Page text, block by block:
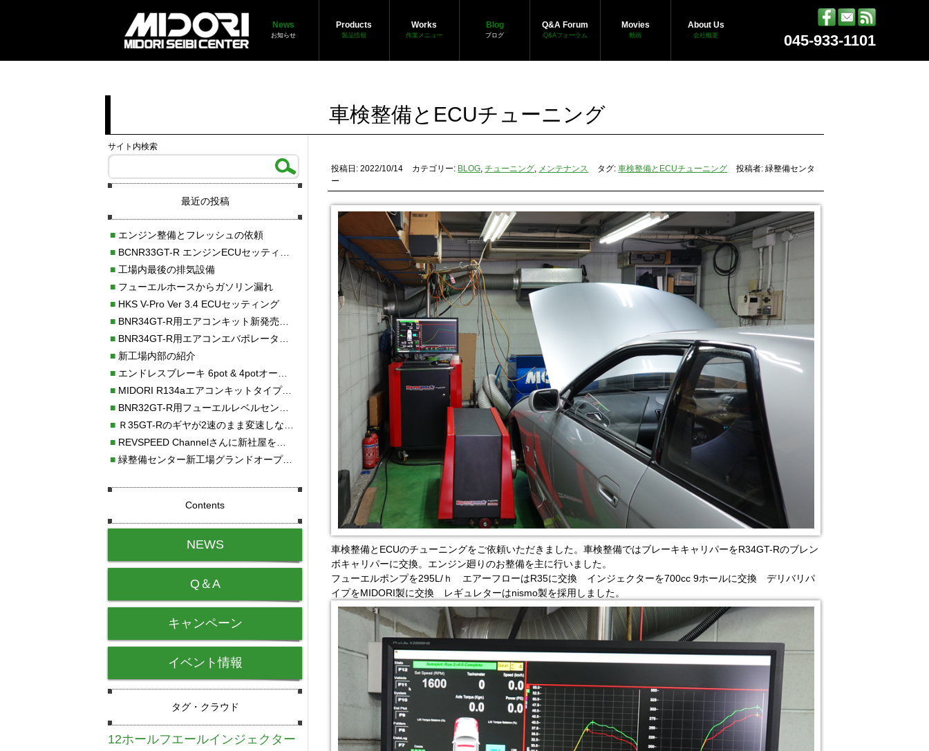
News
お知らせ
Products
製品情報
Works
作業メニュー
Blog
ブログ
Q&A Forum
Q&Aフォーラム
Movies
動画
About Us
会社概要 045-933-1101
車検整備とECUチューニング
投稿日: 2022/10/14 カテゴリー: BLOG,チューニング, メンテナンス タグ:車検整備とECUチューニング
投稿者: 緑整備センタ
ー
車検整備とECUのチューニングをご依頼いただきました。車検整備ではブレーキキャリパーをR34GT-Rのブレン
ボキャリパーに交換。エンジン廻りのお整備を主に行いました。
フューエルポンプを295L/ｈ エアーフローはR35に交換 インジェクターを700cc 9ホールに交換 デリバリパ
イプをMIDORI製に交換 レギュレターはnismo製を採用しました。
サイト内検索
最近の投稿
■エンジン整備とフレッシュの依頼
■BCNR33GT-R エンジンECUセッティング調整
■工場内最後の排気設備
■フューエルホースからガソリン漏れ
■HKS V-Pro Ver 3.4 ECUセッティング
■BNR34GT-R用エアコンキット新発売！！
■BNR34GT-R用エアコンエバポレーターを新発売！！
■新工場内部の紹介
■エンドレスブレーキ 6pot & 4potオーバーホール
■MIDORI R134aエアコンキットタイプⅡ取り付け
■BNR32GT-R用フューエルレベルセンサー新発売！！
■Ｒ35GT-Rのギヤが2速のまま変速しない！！
■REVSPEED Channelさんに新社屋を紹介していただきました!!
■緑整備センター新工場グランドオープン・続報
Contents
NEWS
Q＆A
キャンペーン
イベント情報
タグ・クラウド
12ホールフエールインジェクター